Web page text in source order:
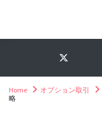
Home オプション取引
略